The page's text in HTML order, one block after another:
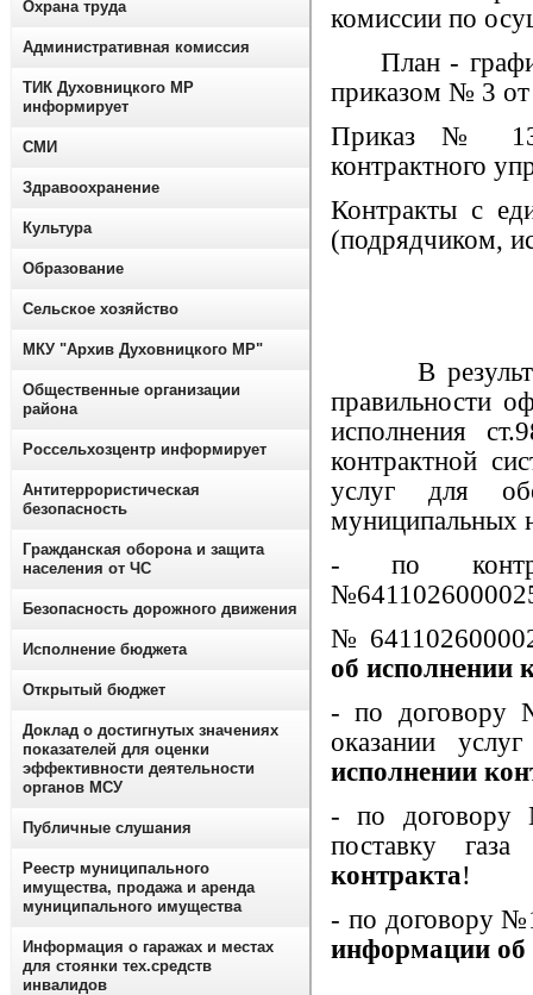
комиссии по
План - график
приказом № 3 от
Приказ №
контрактного
Контракты с
(подрядчиком,
В
правильности
исполнения
контрактной
услуг для
муниципальных
- по
№
об исполнении
- по договору
оказании
исполнении
- по договору
поставку
контракта!
- по договору
информации об
Охрана труда
Административная комиссия
ТИК Духовницкого МР
информирует
СМИ
Здравоохранение
Культура
Образование
Сельское хозяйство
МКУ "Архив Духовницкого МР"
Общественные организации
района
Россельхозцентр информирует
Антитеррористическая
безопасность
Гражданская оборона и защита
населения от ЧС
Безопасность дорожного движения
Исполнение бюджета
Открытый бюджет
Доклад о достигнутых значениях
показателей для оценки
эффективности деятельности
органов МСУ
Публичные слушания
Реестр муниципального
имущества, продажа и аренда
муниципального имущества
Информация о гаражах и местах
для стоянки тех.средств
инвалидов